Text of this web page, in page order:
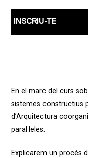
INSCRIU-TE
En el marc del curs
sistemes constructius
d’Arquitectura
paral·leles.
Explicarem un procés